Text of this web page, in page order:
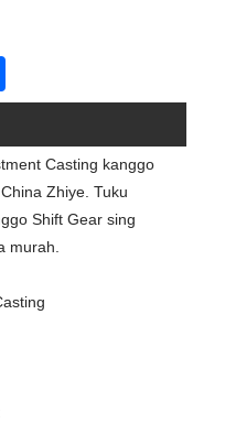
Casting kanggo
Zhiye. Tuku
Shift Gear sing
murah.